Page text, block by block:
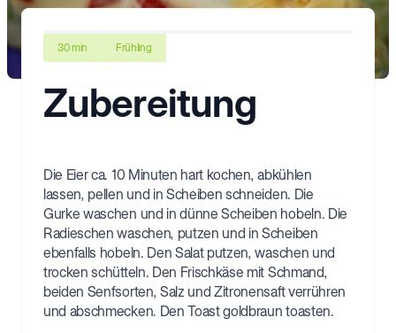
30 min Frühling
Zubereitung
Die Eier ca. 10 Minuten hart kochen, abkühlen
lassen, pellen und in Scheiben schneiden. Die
Gurke waschen und in dünne Scheiben hobeln. Die
Radieschen waschen, putzen und in Scheiben
ebenfalls hobeln. Den Salat putzen, waschen und
trocken schütteln. Den Frischkäse mit Schmand,
beiden Senfsorten, Salz und Zitronensaft verrühren
und abschmecken. Den Toast goldbraun toasten.